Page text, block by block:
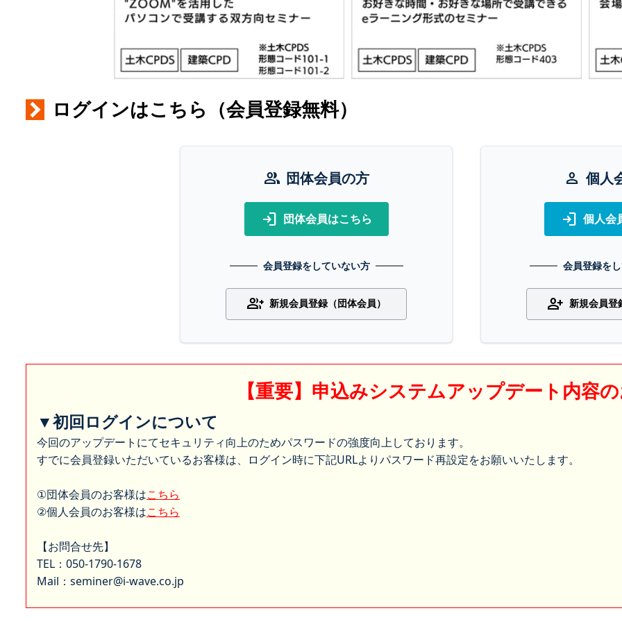
ログインはこちら（会員登録無料）
group 団体会員の方
login 団体会員はこちら
会員登録をしていない方
group_add 新規会員登録（団体会員）
person 個人
login 個人会
会員登録を
person_add 新規会員登
【重要】申込みシステムアップデート内容
▼初回ログインについて
今回のアップデートにてセキュリティ向上のためパスワードの強度向上しております。
すでに会員登録いただいているお客様は、ログイン時に下記URLよりパスワード再設定をお願いいたします。
①団体会員のお客様はこちら
②個人会員のお客様はこちら
【お問合せ先】
TEL：050-1790-1678
Mail：seminer@i-wave.co.jp